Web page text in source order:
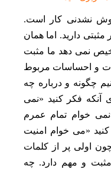
نشدنی کار است.
دارید. اما همان‌
نمی‌ دهد ما مثبت
و احساسات مربوط
چگونه و درباره‌ چه
آنکه فکر کنید «نمی‌
خوام تمام عمرم
کنید «می‌ خوام امنیت
اولی پر از کلمات
و مهم دارد. چه